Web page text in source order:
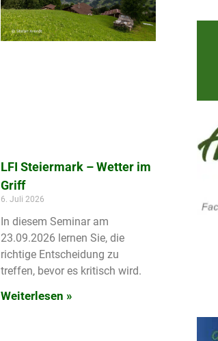
LFI Steiermark – Wetter im
Griff
6. Juli 2026
In diesem Seminar am
23.09.2026 lernen Sie, die
richtige Entscheidung zu
treffen, bevor es kritisch wird.
Weiterlesen »